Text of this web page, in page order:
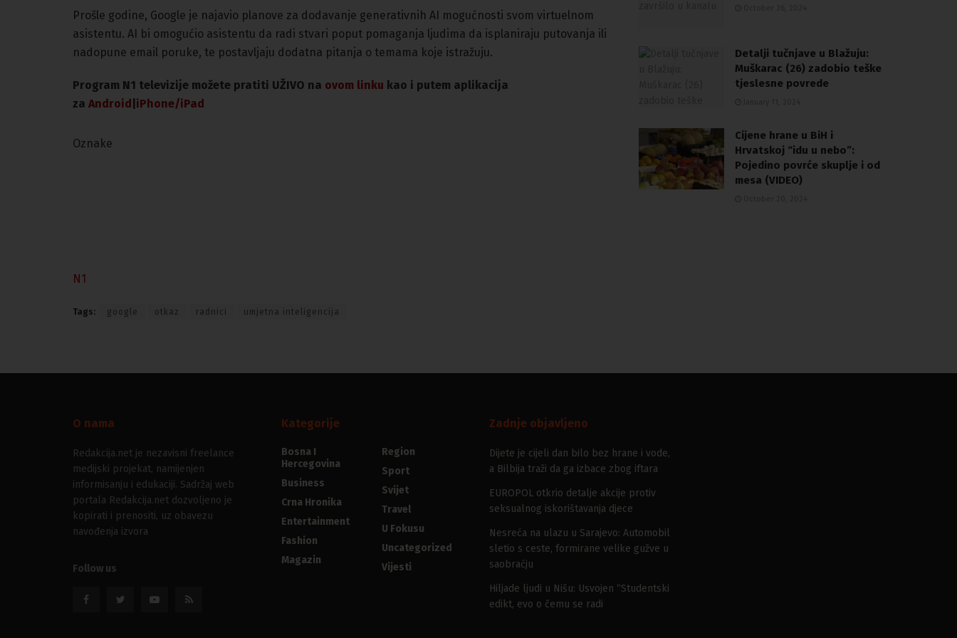
Prošle godine, Google je najavio planove za dodavanje generativnih AI mogućnosti svom virtuelnom
asistentu. AI bi omogućio asistentu da radi stvari poput pomaganja ljudima da isplaniraju putovanja ili
nadopune email poruke, te postavljaju dodatna pitanja o temama koje istražuju.
Program N1 televizije možete pratiti UŽIVO na ovom linku kao i putem aplikacija
za Android iPhone/iPad
Oznake
N1
Tags: google otkaz radnici umjetna inteligencija
Detalji tučnjave u Blažuju:
Muškarac (26) zadobio teške
tjeslesne povrede
Cijene hrane u BiH i
Hrvatskoj “idu u nebo”:
Pojedino povrće skuplje i od
mesa (VIDEO)
O nama
Redakcija.net je nezavisni freelance
medijski projekat, namijenjen
informisanju i edukaciji. Sadržaj web
portala Redakcija.net dozvoljeno je
kopirati i prenositi, uz obavezu
navođenja izvora
Follow us
Kategorije
Bosna I
Hercegovina
Business
Crna Hronika
Entertainment
Fashion
Magazin
Region
Sport
Svijet
Travel
U Fokusu
Uncategorized
Vijesti
Zadnje objavljeno
Dijete je cijeli dan bilo bez hrane i vode,
a Bilbija traži da ga izbace zbog iftara
EUROPOL otkrio detalje akcije protiv
seksualnog iskorištavanja djece
Nesreća na ulazu u Sarajevo: Automobil
sletio s ceste, formirane velike gužve u
saobraćju
Hiljade ljudi u Nišu: Usvojen “Studentski
edikt, evo o čemu se radi